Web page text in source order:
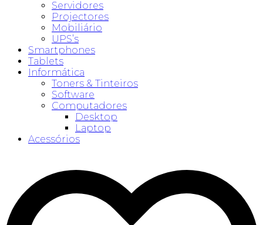
Servidores
Projectores
Mobiliário
UPS’s
Smartphones
Tablets
Informática
Toners & Tinteiros
Software
Computadores
Desktop
Laptop
Acessórios